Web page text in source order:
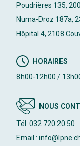
Poudrières 135,
Numa-Droz 187a,
Hôpital 4, 2108
HORAIRES
8h00-12h00 /
NOUS
Tél. 032 720 20 50
Email :